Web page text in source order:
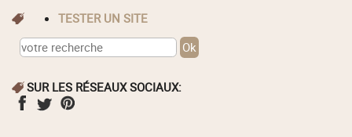
TESTER UN SITE
SUR LES RÉSEAUX SOCIAUX: